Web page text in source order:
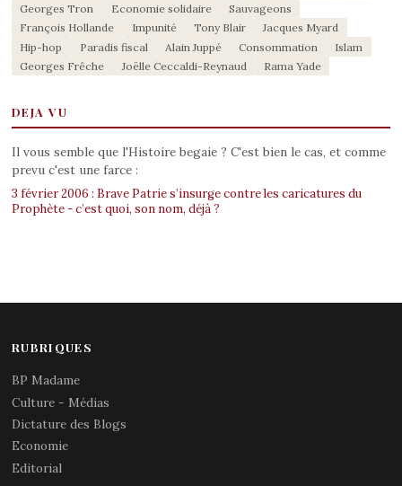
Georges Tron
Economie solidaire
Sauvageons
François Hollande
Impunité Tony Blair
Jacques Myard
Hip-hop
Paradis fiscal Alain Juppé Consommation
Islam
Georges Frêche
Joëlle Ceccaldi-Reynaud Rama Yade
DEJA VU
Il vous semble que l'Histoire begaie ? C'est bien le cas, et comme
prevu c'est une farce :
3 février 2006 : Brave Patrie s’insurge contre les caricatures du
Prophète - c’est quoi, son nom, déjà ?
RUBRIQUES
BP Madame
Culture - Médias
Dictature des Blogs
Economie
Editorial